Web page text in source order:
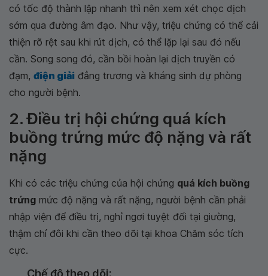
có tốc độ thành lập nhanh thì nên xem xét chọc dịch
sớm qua đường âm đạo. Như vậy, triệu chứng có thể cải
thiện rõ rệt sau khi rút dịch, có thể lặp lại sau đó nếu
cần. Song song đó, cần bồi hoàn lại dịch truyền có
đạm, điện giải đẳng trương và kháng sinh dự phòng
cho người bệnh.
2. Điều trị hội chứng quá kích
buồng trứng mức độ nặng và rất
nặng
Khi có các triệu chứng của hội chứng quá kích buồng
trứng mức độ nặng và rất nặng, người bệnh cần phải
nhập viện để điều trị, nghỉ ngơi tuyệt đối tại giường,
thậm chí đôi khi cần theo dõi tại khoa Chăm sóc tích
cực.